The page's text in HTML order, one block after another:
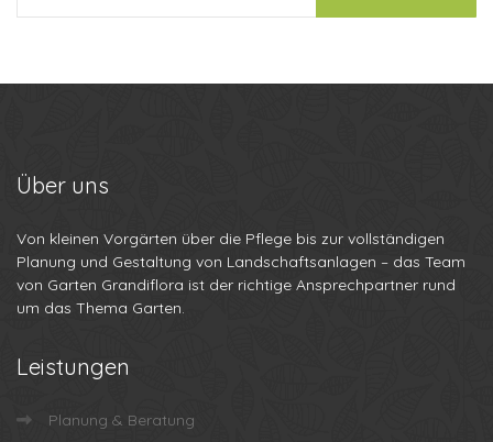
Über uns
Von kleinen Vorgärten über die Pflege bis zur vollständigen
Planung und Gestaltung von Landschaftsanlagen – das Team
von Garten Grandiflora ist der richtige Ansprechpartner rund
um das Thema Garten.
Leistungen
Planung & Beratung